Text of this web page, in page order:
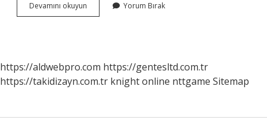
Devamını okuyun
Kuramı
Yorum Bırak
https://aldwebpro.com https://gentesltd.com.tr
https://takidizayn.com.tr knight online nttgame Sitemap